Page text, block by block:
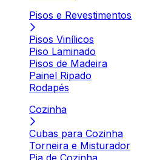
Pisos e Revestimentos
Pisos Vinílicos
Piso Laminado
Pisos de Madeira
Painel Ripado
Rodapés
Cozinha
Cubas para Cozinha
Torneira e Misturador
Pia de Cozinha